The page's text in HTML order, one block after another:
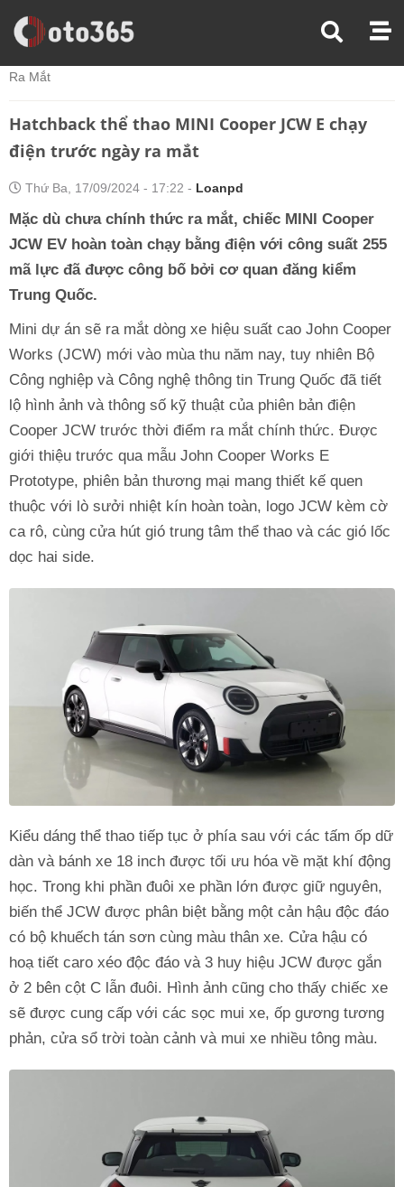
Trang Chủ
Xe Điện
Ra Mắt
Hatchback thể thao MINI Cooper JCW E chạy
điện trước ngày ra mắt
Thứ Ba, 17/09/2024 - 17:22 - Loanpd
Mặc dù chưa chính thức ra mắt, chiếc MINI Cooper
JCW EV hoàn toàn chạy bằng điện với công suất 255
mã lực đã được công bố bởi cơ quan đăng kiểm
Trung Quốc.
Mini dự án sẽ ra mắt dòng xe hiệu suất cao John Cooper
Works (JCW) mới vào mùa thu năm nay, tuy nhiên Bộ
Công nghiệp và Công nghệ thông tin Trung Quốc đã tiết
lộ hình ảnh và thông số kỹ thuật của phiên bản điện
Cooper JCW trước thời điểm ra mắt chính thức. Được
giới thiệu trước qua mẫu John Cooper Works E
Prototype, phiên bản thương mại mang thiết kế quen
thuộc với lò sưởi nhiệt kín hoàn toàn, logo JCW kèm cờ
ca rô, cùng cửa hút gió trung tâm thể thao và các gió lốc
dọc hai side.
Kiểu dáng thể thao tiếp tục ở phía sau với các tấm ốp dữ
dàn và bánh xe 18 inch được tối ưu hóa về mặt khí động
học. Trong khi phần đuôi xe phần lớn được giữ nguyên,
biến thể JCW được phân biệt bằng một cản hậu độc ​​đáo
có bộ khuếch tán sơn cùng màu thân xe. Cửa hậu có
hoạ tiết caro xéo độc đáo và 3 huy hiệu JCW được gắn
ở 2 bên cột C lẫn đuôi. Hình ảnh cũng cho thấy chiếc xe
sẽ được cung cấp với các sọc mui xe, ốp gương tương
phản, cửa sổ trời toàn cảnh và mui xe nhiều tông màu.